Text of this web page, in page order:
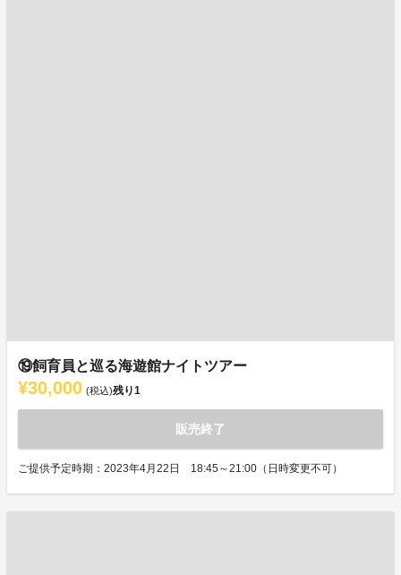
⑲飼育員と巡る海遊館ナイトツアー
¥30,000 (税込)残り1
販売終了
ご提供予定時期：2023年4月22日 18:45～21:00（日時変更不可）